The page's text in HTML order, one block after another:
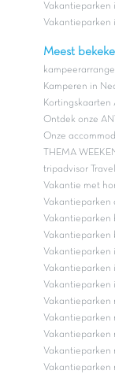
Vakantieparken
Vakantieparken
Meest
Kamperen in
Kortingskaarten
Ontdek onze
Onze
THEMA
tripadvisor
Vakantie met
Vakantieparken
Vakantieparken
Vakantieparken
Vakantieparken
Vakantieparken
Vakantieparken
Vakantieparken
Vakantieparken
Vakantieparken
Vakantieparken
Vakantieparken